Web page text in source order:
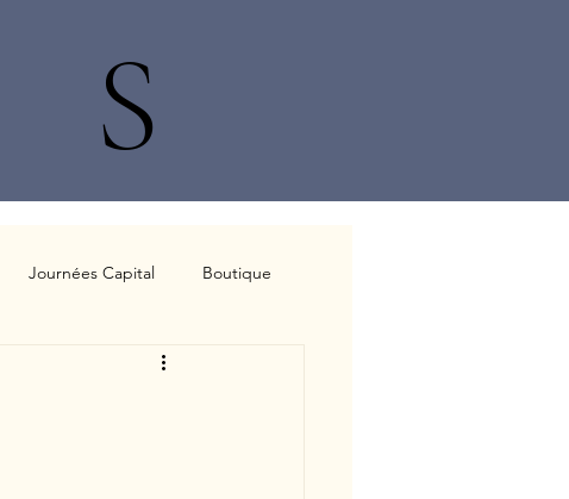
S
Journées Capital Boutique